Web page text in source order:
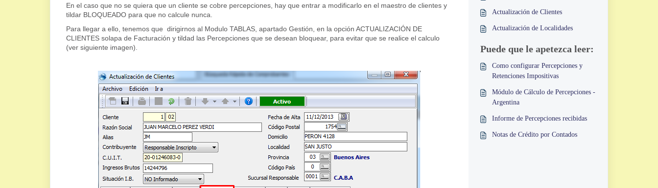
En el caso que no se quiera que un cliente se cobre percepciones, hay que entrar a modificarlo en el maestro de clientes y
tildar BLOQUEADO para que no calcule nunca.
Para llegar a ello, tenemos que dirigirnos al Modulo TABLAS, apartado Gestión, en la opción ACTUALIZACIÓN DE
CLIENTES solapa de Facturación y tildad las Percepciones que se desean bloquear, para evitar que se realice el calculo
(ver siguiente imagen).
Actualización de Clientes
Actualización de Localidades
Puede que le apetezca leer:
Como configurar Percepciones y
Retenciones Impositivas
Módulo de Cálculo de Percepciones -
Argentina
Informe de Percepciones recibidas
Notas de Crédito por Contados